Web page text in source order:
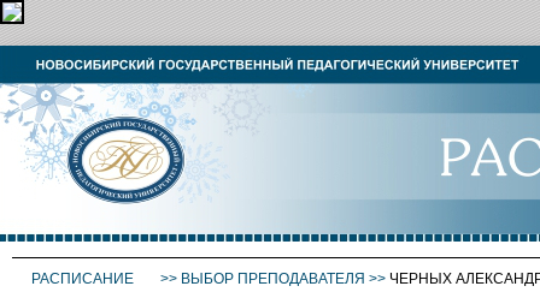
РАСПИСАНИЕ >> ВЫБОР ПРЕПОДАВАТЕЛЯ >> ЧЕРНЫХ